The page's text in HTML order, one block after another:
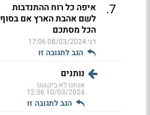
7
.
איפה כל רוח ההתנדבות
לשם אהבת הארץ אם בסוף
הכל מסתכם
דני08/03/2024 17:06
הגב לתגובה זו
נותנים
אנחנו לא ביקשנו
10/03/2024 12:36
הגב לתגובה זו